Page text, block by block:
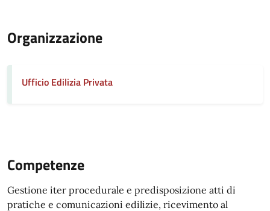
Organizzazione
Ufficio Edilizia Privata
Competenze
Gestione iter procedurale e predisposizione atti di
pratiche e comunicazioni edilizie, ricevimento al